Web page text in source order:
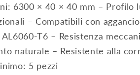
6300 × 40 × 40 mm – Profilo
– Compatibili con
T6 – Resistenza
naturale – Resistente alla
5 pezzi